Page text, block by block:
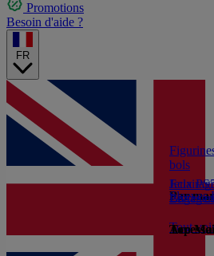
Promotions
Besoin d'aide ?
FR
bols
Par
Tout
Jeux
Livres
Sleeves
Top